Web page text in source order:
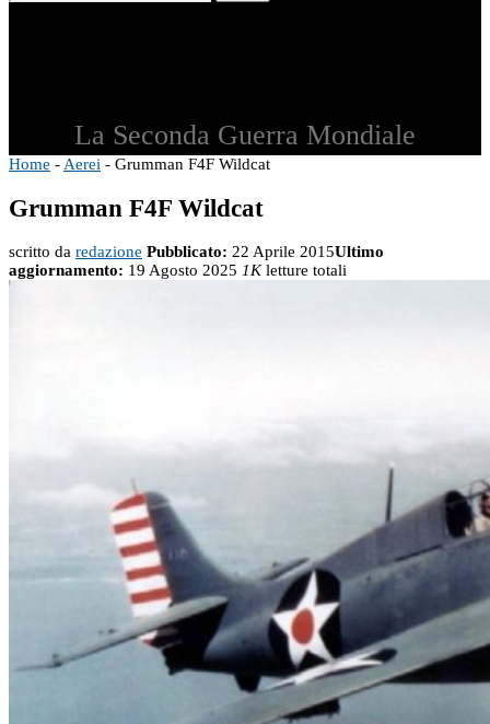
La Seconda Guerra Mondiale
Home - Aerei - Grumman F4F Wildcat
Grumman F4F Wildcat
scritto da redazione Pubblicato: 22 Aprile 2015Ultimo
aggiornamento: 19 Agosto 2025 1Kletture totali